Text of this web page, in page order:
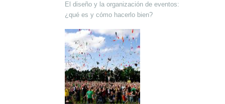
El diseño y la organización de eventos:
¿qué es y cómo hacerlo bien?